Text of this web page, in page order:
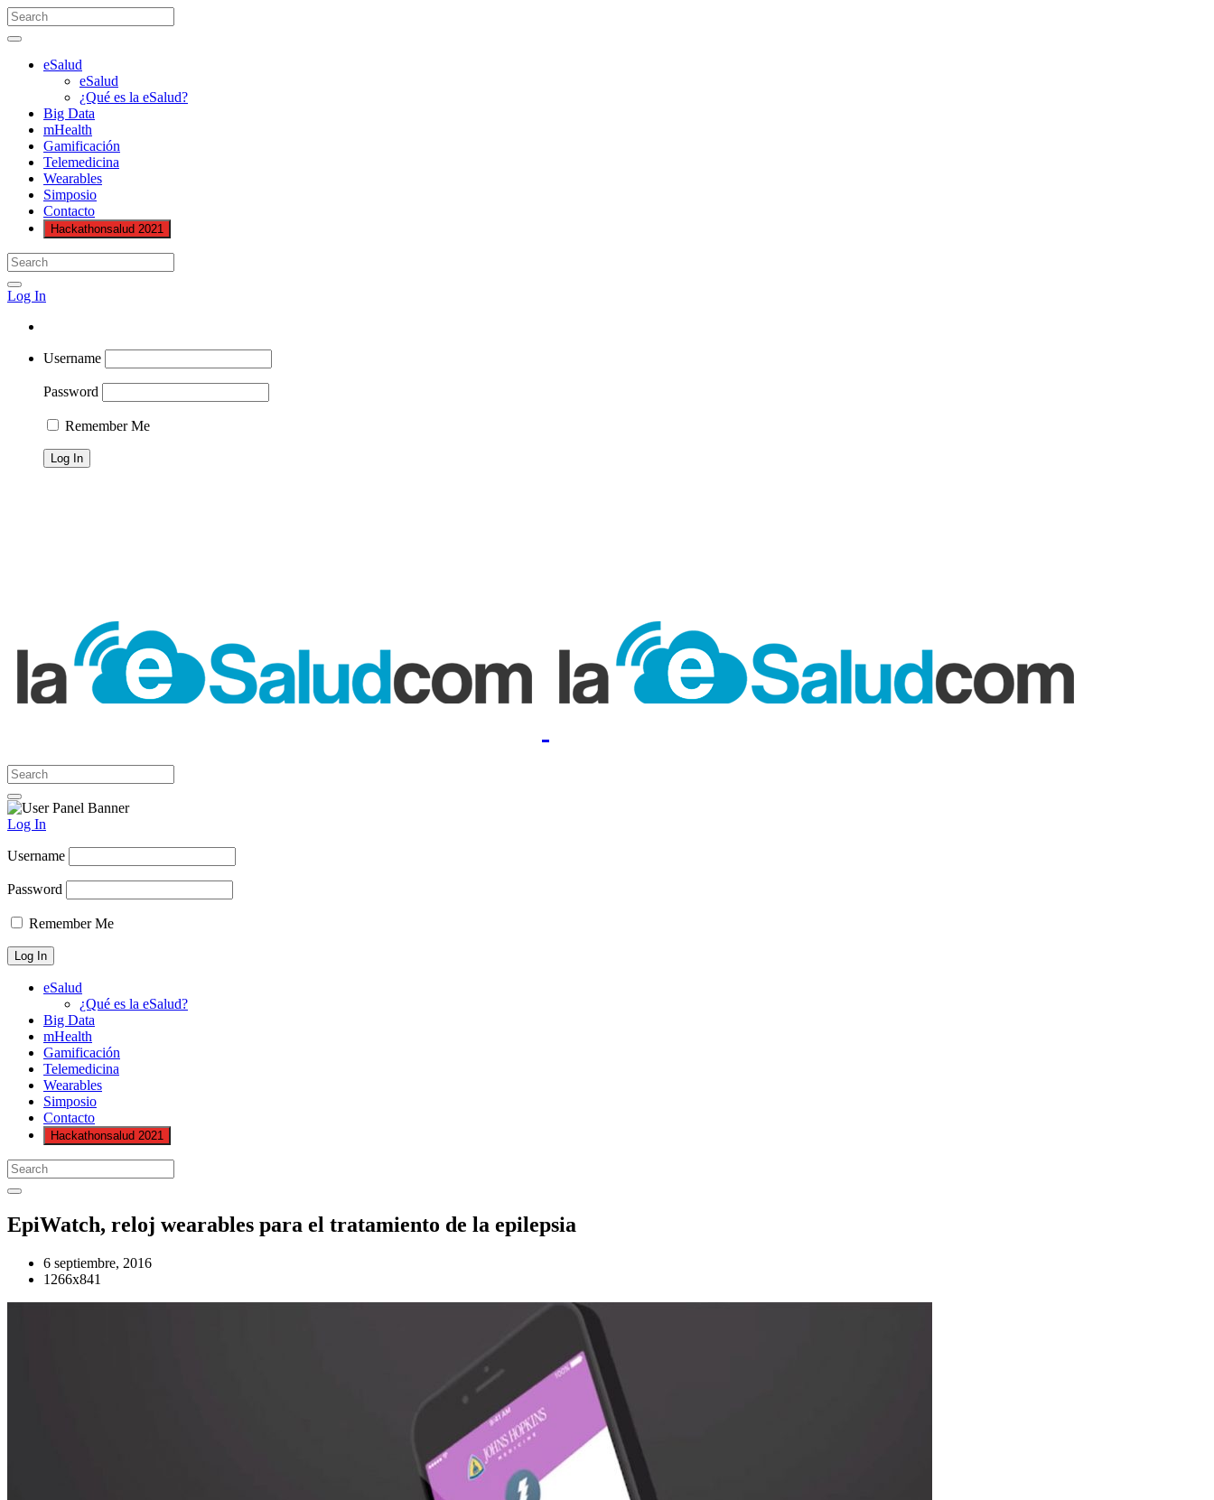
eSalud
eSalud
¿Qué es la eSalud?
Big Data
mHealth
Gamificación
Telemedicina
Wearables
Simposio
Contacto
Hackathonsalud 2021
Log In
Username
Password
Remember Me
Log In
Username
Password
Remember Me
eSalud
¿Qué es la eSalud?
Big Data
mHealth
Gamificación
Telemedicina
Wearables
Simposio
Contacto
Hackathonsalud 2021
EpiWatch, reloj wearables para el tratamiento de la epilepsia
6 septiembre, 2016
1266x841